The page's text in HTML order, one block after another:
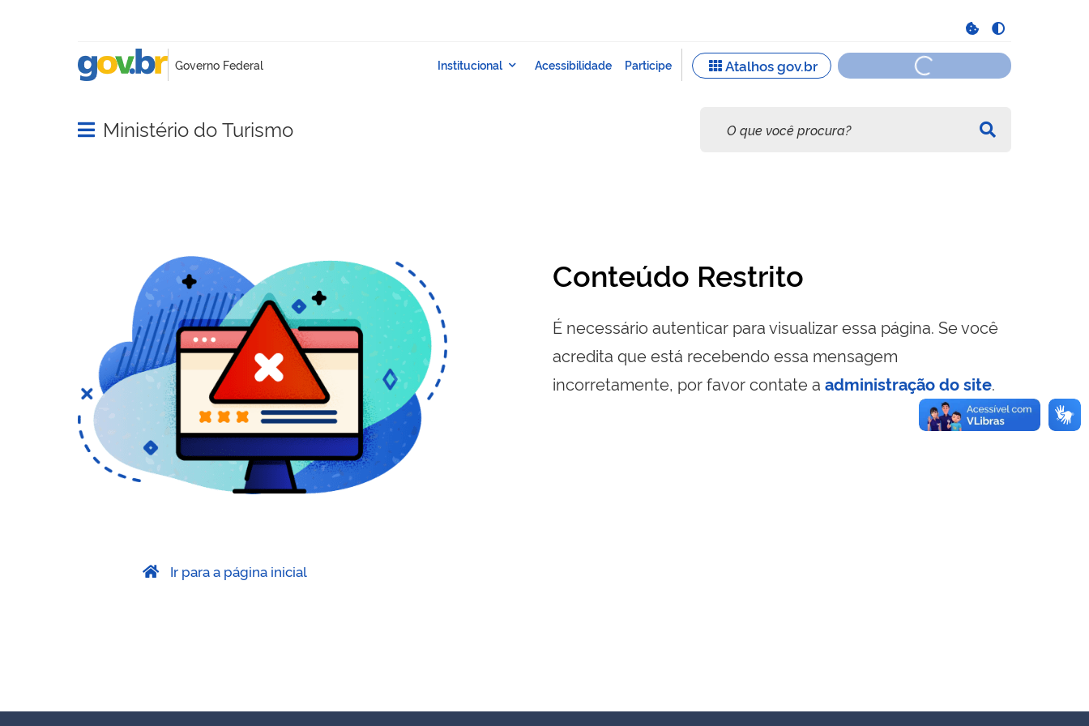
Abrir menu principal de navegação
Ministério do Turismo
Conteúdo Restrito
É necessário autenticar para visualizar essa página. Se você
acredita que está recebendo essa mensagem
incorretamente, por favor contate a administração do site.
Ir para a página inicial